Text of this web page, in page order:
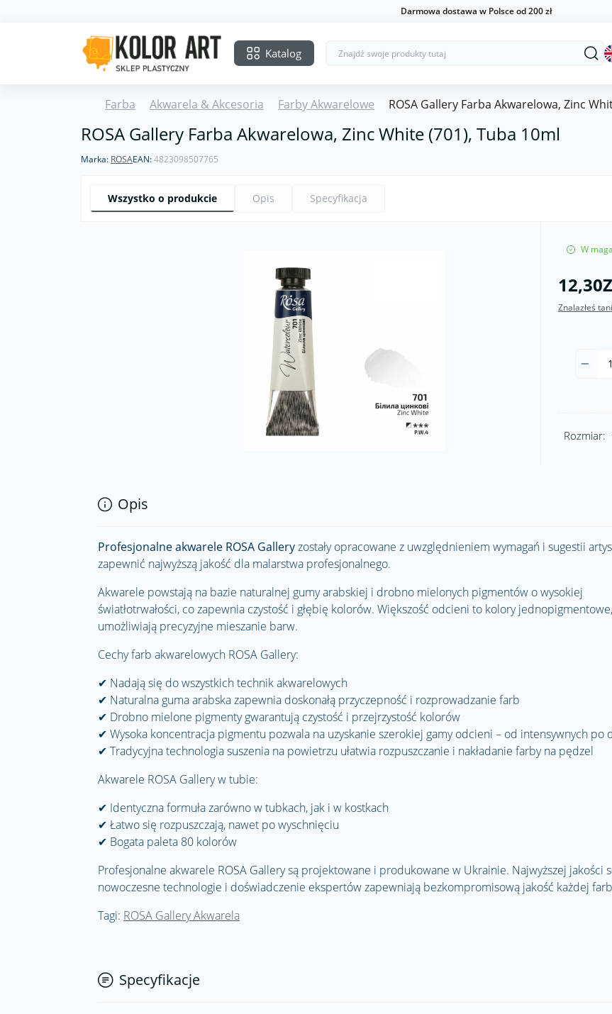
Darmowa dostawa w Polsce od 200 zł
Katalog
Farba Akwarela & Akcesoria Farby Akwarelowe ROSA Gallery Farba Akwarelowa, Zinc
ROSA Gallery Farba Akwarelowa, Zinc White (701), Tuba 10ml
Marka: ROSAEAN:4823098507765
Wszystko o produkcie Opis Specyfikacja
W
Znalazłeś
Rozmiar:
Opis
Profesjonalne akwarele ROSA Galleryzostały opracowane z uwzględnieniem wymagań i sugestii
zapewnić najwyższą jakość dla malarstwa profesjonalnego.
Akwarele powstają na bazie naturalnej gumy arabskiej i drobno mielonych pigmentów o wysokiej
światłotrwałości, co zapewnia czystość i głębię kolorów. Większość odcieni to kolory
umożliwiają precyzyjne mieszanie barw.
Cechy farb akwarelowych ROSA Gallery:
✔ Nadają się do wszystkich technik akwarelowych
✔ Naturalna guma arabska zapewnia doskonałą przyczepność i rozprowadzanie farb
✔ Drobno mielone pigmenty gwarantują czystość i przejrzystość kolorów
✔ Wysoka koncentracja pigmentu pozwala na uzyskanie szerokiej gamy odcieni – od intensywnych po
✔ Tradycyjna technologia suszenia na powietrzu ułatwia rozpuszczanie i nakładanie farby na pędzel
Akwarele ROSA Gallery w tubie:
✔ Identyczna formuła zarówno w tubkach, jak i w kostkach
✔ Łatwo się rozpuszczają, nawet po wyschnięciu
✔ Bogata paleta 80 kolorów
Profesjonalne akwarele ROSA Gallery są projektowane i produkowane w Ukrainie. Najwyższej jakości
nowoczesne technologie i doświadczenie ekspertów zapewniają bezkompromisową jakość każdej
Tagi: ROSA Gallery Akwarela
Specyfikacje